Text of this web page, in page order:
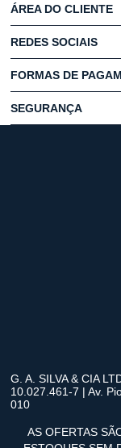
ÁREA DO CLIENTE
REDES SOCIAIS
FORMAS DE
SEGURANÇA
G. A. SILVA & CIA
10.027.461-7 | Av.
010
AS OFERTAS